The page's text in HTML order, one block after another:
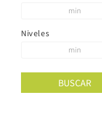
Niveles